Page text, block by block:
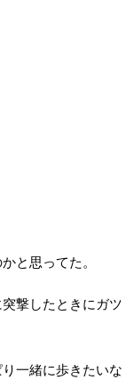
と思ってた。
撃したときにガツ
一緒に歩きたいな